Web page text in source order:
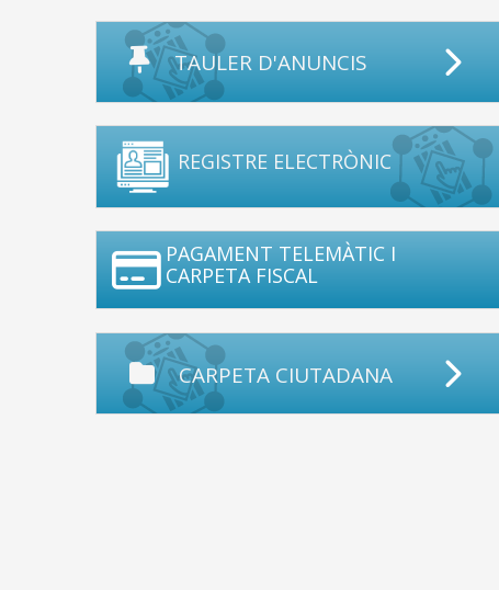
TAULER D'ANUNCIS
REGISTRE ELECTRÒNIC
PAGAMENT TELEMÀTIC I
CARPETA FISCAL
CARPETA CIUTADANA